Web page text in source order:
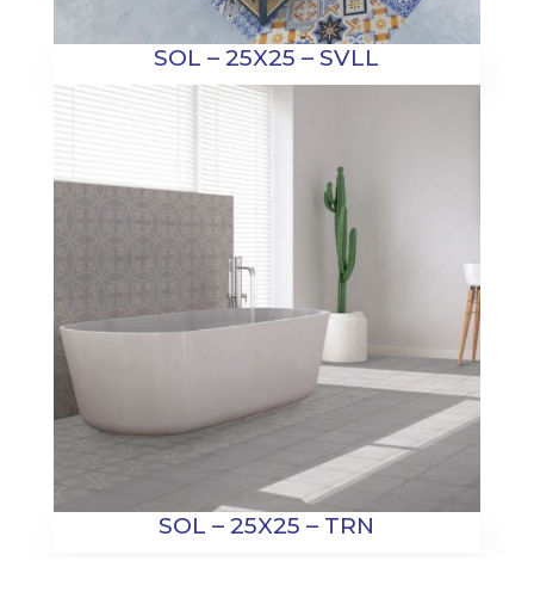
SOL – 25X25 – SVLL
SOL – 25X25 – TRN